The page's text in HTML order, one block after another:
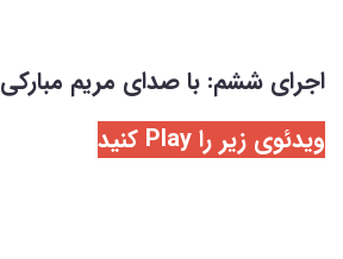
اجرای ششم: با صدای مریم مبارکی
ویدئوی زیر را Play کنید